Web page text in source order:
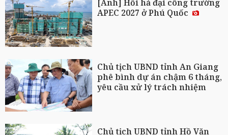
[Ảnh] Hối hả đại công trường
APEC 2027 ở Phú Quốc
Chủ tịch UBND tỉnh An Giang
phê bình dự án chậm 6 tháng,
yêu cầu xử lý trách nhiệm
Chủ tịch UBND tỉnh Hồ Văn